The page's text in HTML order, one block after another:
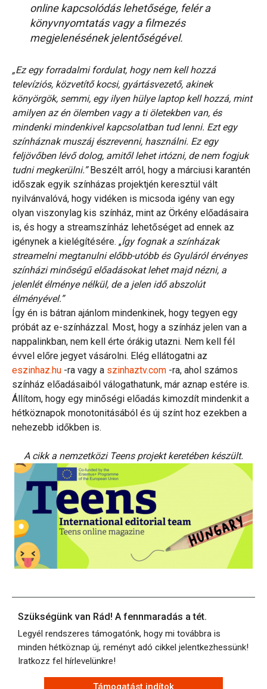
online kapcsolódás lehetősége, felér a
könyvnyomtatás vagy a filmezés
megjelenésének jelentőségével.
„Ez egy forradalmi fordulat, hogy nem kell hozzá
televíziós, közvetítő kocsi, gyártásvezető, akinek
könyörgök, semmi, egy ilyen hülye laptop kell hozzá, mint
amilyen az én ölemben vagy a ti öletekben van, és
mindenki mindenkivel kapcsolatban tud lenni. Ezt egy
színháznak muszáj észrevenni, használni. Ez egy
feljövőben lévő dolog, amitől lehet irtózni, de nem fogjuk
tudni megkerülni.”Beszélt arról, hogy a márciusi karantén
időszak egyik színházas projektjén keresztül vált
nyilvánvalóvá, hogy vidéken is micsoda igény van egy
olyan viszonylag kis színház, mint az Örkény előadásaira
is, és hogy a streamszínház lehetőséget ad ennek az
igénynek a kielégítésére. „Így fognak a színházak
streamelni megtanulni előbb-utóbb és Gyuláról érvényes
színházi minőségű előadásokat lehet majd nézni, a
jelenlét élménye nélkül, de a jelen idő abszolút
élményével.”
Így én is bátran ajánlom mindenkinek, hogy tegyen egy
próbát az e-színházzal. Most, hogy a színház jelen van a
nappalinkban, nem kell érte órákig utazni. Nem kell fél
évvel előre jegyet vásárolni. Elég ellátogatni az
eszinhaz.hu -ra vagy a szinhaztv.com -ra, ahol számos
színház előadásaiból válogathatunk, már aznap estére is.
Állítom, hogy egy minőségi előadás kimozdít mindenkit a
hétköznapok monotonitásából és új színt hoz ezekben a
nehezebb időkben is.
A cikk a nemzetközi Teens projekt keretében készült.
Szükségünk van Rád! A fennmaradás a tét.
Legyél rendszeres támogatónk, hogy mi továbbra is
minden hétköznap új, reményt adó cikkel jelentkezhessünk!
Iratkozz fel hírlevelünkre!
Támogatást indítok